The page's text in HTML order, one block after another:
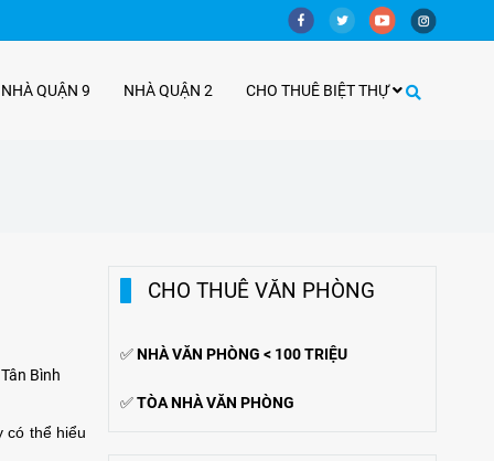
QUẬN 9 NHÀ QUẬN 2 CHO THUÊ BIỆT THỰ
Bình
có thể hiểu
CHO THUÊ VĂN PHÒNG
✅NHÀ VĂN PHÒNG < 100 TRIỆU
✅TÒA NHÀ VĂN PHÒNG